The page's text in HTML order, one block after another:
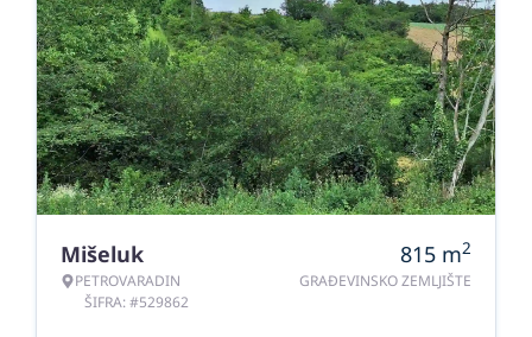
Mišeluk
PETROVARADIN
ŠIFRA: #529862
815 m2
GRAĐEVINSKO ZEMLJIŠTE